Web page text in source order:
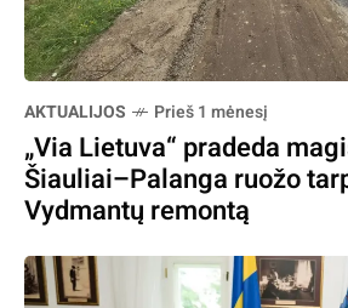
AKTUALIJOS Prieš 1 mėnesį
„Via Lietuva“ pradeda
Šiauliai–Palanga ruožo
Vydmantų remontą